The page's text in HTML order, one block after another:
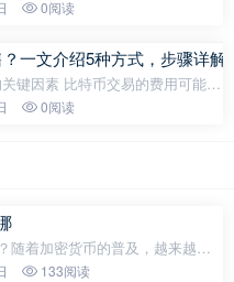
绪。 这篇文章就来深入解析7 个
、Total2、T
0阅读
一文介绍5种方式，步骤详解
键因素 比特币交易的费用可能是
当您决定出售比特币时，您应该
0阅读
随着加密货币的普及，越来越多
交易比特币（Bitcoin）等数字货
133阅读